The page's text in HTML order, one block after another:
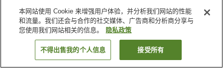
首页 日本 长野县 诹访 露樱酒店（第2诹访交流道店）
搜索客房
本网站使用 Cookie 来增强用户体验，并分析我们网站的性能
和流量。我们还会与合作的社交媒体、广告商和分析商分享与
您使用我们网站相关的信息。
隐私政策
不得出售我的个人信息 接受所有